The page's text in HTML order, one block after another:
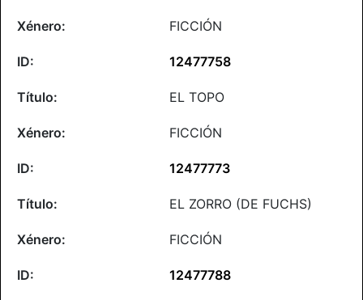
FICCIÓN
12477758
EL TOPO
FICCIÓN
12477773
EL ZORRO (DE FUCHS)
FICCIÓN
12477788